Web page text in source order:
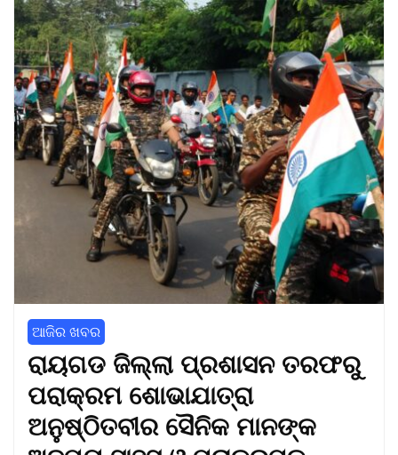
ଆଜିର ଖବର
ରାୟଗଡ ଜିଲ୍ଲା ପ୍ରଶାସନ ତରଫରୁ
ପରାକ୍ରମ ଶୋଭାଯାତ୍ରା
ଅନୁଷ୍ଠିତବୀର ସୈନିକ ମାନଙ୍କ